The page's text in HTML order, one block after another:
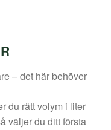
– det här behöver
du rätt volym i liter
väljer du ditt första